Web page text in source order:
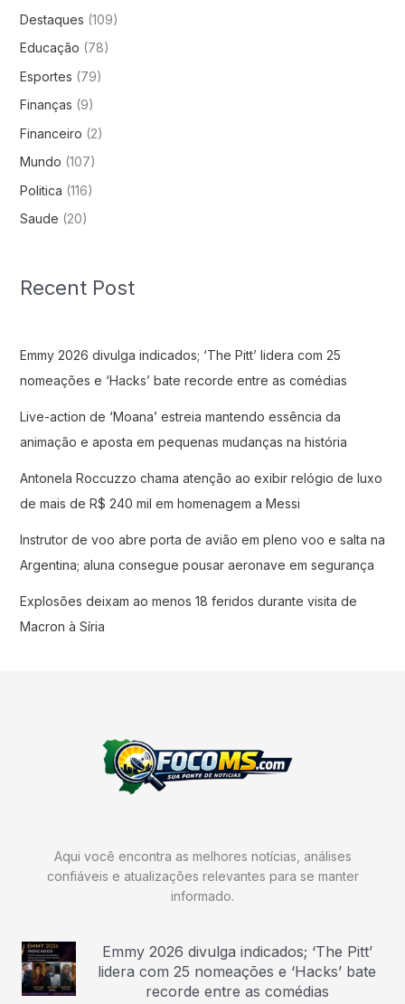
Destaques (109)
Educação (78)
Esportes (79)
Finanças (9)
Financeiro (2)
Mundo (107)
Politica (116)
Saude (20)
Recent Post
Emmy 2026 divulga indicados; ‘The Pitt’ lidera com 25
nomeações e ‘Hacks’ bate recorde entre as comédias
Live-action de ‘Moana’ estreia mantendo essência da
animação e aposta em pequenas mudanças na história
Antonela Roccuzzo chama atenção ao exibir relógio de luxo
de mais de R$ 240 mil em homenagem a Messi
Instrutor de voo abre porta de avião em pleno voo e salta na
Argentina; aluna consegue pousar aeronave em segurança
Explosões deixam ao menos 18 feridos durante visita de
Macron à Síria
Aqui você encontra as melhores notícias, análises
confiáveis e atualizações relevantes para se manter
informado.
Emmy 2026 divulga indicados; ‘The Pitt’
lidera com 25 nomeações e ‘Hacks’ bate
recorde entre as comédias